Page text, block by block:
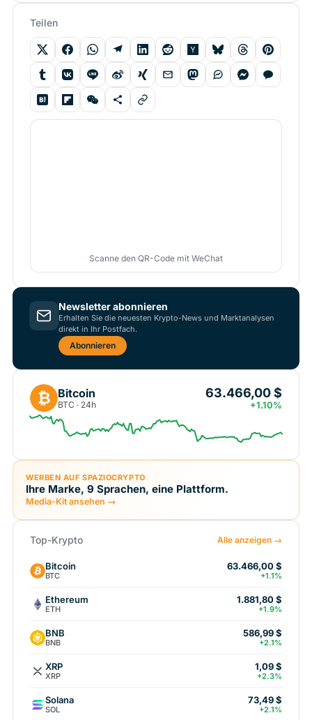
Teilen
Scanne den QR-Code mit WeChat
Newsletter abonnieren
Erhalten Sie die neuesten Krypto-News und Marktanalysen
direkt in Ihr Postfach.
Abonnieren
₿ Bitcoin
BTC · 24h
63.466,00 $
+1.10%
WERBEN AUF SPAZIOCRYPTO
Ihre Marke, 9 Sprachen, eine Plattform.
Media-Kit ansehen →
Top-Krypto Alle anzeigen →
Bitcoin
BTC
63.466,00 $
+1.1%
Ethereum
ETH
1.881,80 $
+1.9%
BNB
BNB
586,99 $
+2.1%
XRP
XRP
1,09 $
+2.3%
Solana
SOL
73,49 $
+2.1%